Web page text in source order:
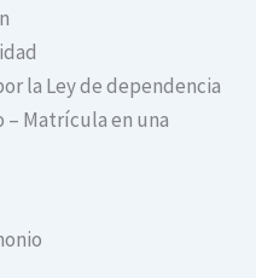
la Ley de dependencia
– Matrícula en una